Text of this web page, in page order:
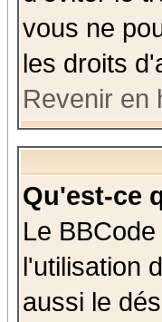
vous ne
les droits
Revenir en
Qu'est-ce
Le
l'utilisation
aussi le